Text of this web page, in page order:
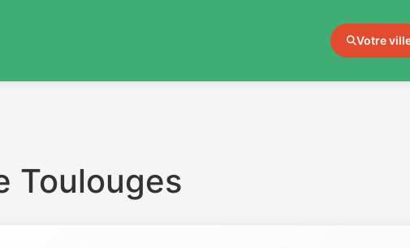
Votre
Toulouges